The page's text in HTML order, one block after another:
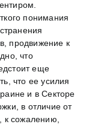
понимания
продвижение к
что
еще
что ее усилия
и в Секторе
в отличие от
к сожалению,